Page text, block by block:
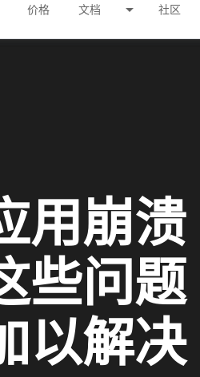
价格 文档 社区
用崩溃
些问题
以解决